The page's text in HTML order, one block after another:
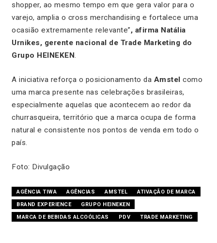
shopper, ao mesmo tempo em que gera valor para o
varejo, amplia o cross merchandising e fortalece uma
ocasião extremamente relevante”, afirma Natália
Urnikes, gerente nacional de Trade Marketing do
Grupo HEINEKEN.
A iniciativa reforça o posicionamento da Amstel como
uma marca presente nas celebrações brasileiras,
especialmente aquelas que acontecem ao redor da
churrasqueira, território que a marca ocupa de forma
natural e consistente nos pontos de venda em todo o
país.
Foto: Divulgação
AGÊNCIA TIWA AGÊNCIAS AMSTEL
ATIVAÇÃO DE MARCA
BRAND EXPERIENCE
GRUPO HEINEKEN
MARCA DE BEBIDAS ALCOÓLICAS
PDV TRADE MARKETING